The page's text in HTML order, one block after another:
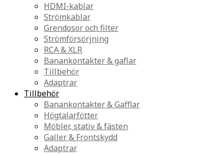
HDMI-kablar
Strömkablar
Grendosor och filter
Strömförsörjning
RCA & XLR
Banankontakter & gaflar
Tillbehör
Adaptrar
Tillbehör
Banankontakter & Gafflar
Högtalarfötter
Möbler, stativ & fästen
Galler & Frontskydd
Adaptrar